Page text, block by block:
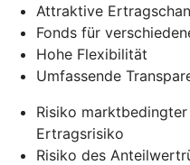
Attraktive
Fonds für
Hohe Flexibilität
Umfassende
Risiko
Ertragsrisiko
Risiko des